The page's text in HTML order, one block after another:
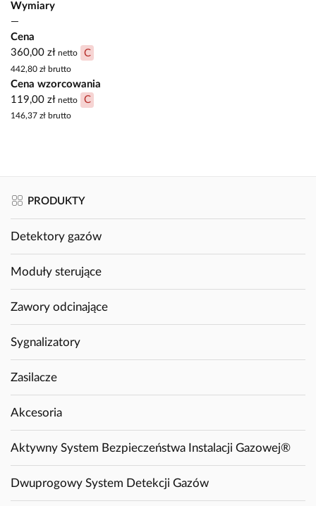
Wymiary
—
Cena
360,00 zł netto C
442,80 zł brutto
Cena wzorcowania
119,00 zł netto C
146,37 zł brutto
PRODUKTY
Detektory gazów
Moduły sterujące
Zawory odcinające
Sygnalizatory
Zasilacze
Akcesoria
Aktywny System Bezpieczeństwa Instalacji Gazowej®
Dwuprogowy System Detekcji Gazów